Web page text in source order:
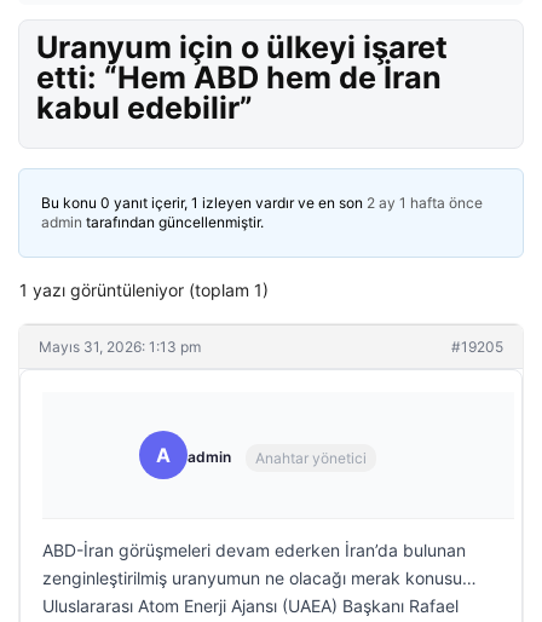
Uranyum için o ülkeyi işaret
etti: “Hem ABD hem de İran
kabul edebilir”
Bu konu 0 yanıt içerir, 1 izleyen vardır ve en son 2 ay 1 hafta önce
admin tarafından güncellenmiştir.
1 yazı görüntüleniyor (toplam 1)
Mayıs 31, 2026: 1:13 pm #19205
A admin Anahtar yönetici
ABD-İran görüşmeleri devam ederken İran’da bulunan
zenginleştirilmiş uranyumun ne olacağı merak konusu…
Uluslararası Atom Enerji Ajansı (UAEA) Başkanı Rafael